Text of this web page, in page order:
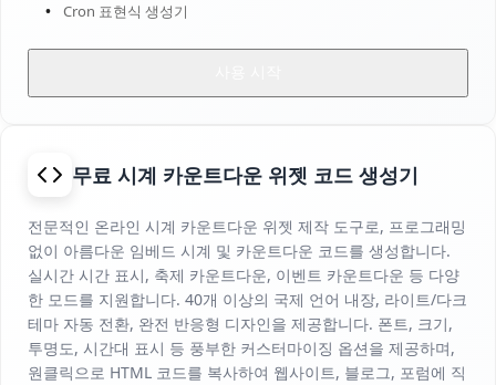
Cron 표현식 생성기
무료 시계 카운트다운 위젯 코드 생성기
전문적인 온라인 시계 카운트다운 위젯 제작 도구로, 프로그래밍
없이 아름다운 임베드 시계 및 카운트다운 코드를 생성합니다.
실시간 시간 표시, 축제 카운트다운, 이벤트 카운트다운 등 다양
한 모드를 지원합니다. 40개 이상의 국제 언어 내장, 라이트/다크
테마 자동 전환, 완전 반응형 디자인을 제공합니다. 폰트, 크기,
투명도, 시간대 표시 등 풍부한 커스터마이징 옵션을 제공하며,
원클릭으로 HTML 코드를 복사하여 웹사이트, 블로그, 포럼에 직